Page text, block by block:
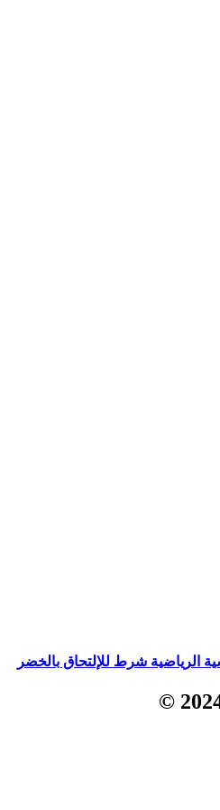
الرياضية شرط للإلتحاق بالخضر